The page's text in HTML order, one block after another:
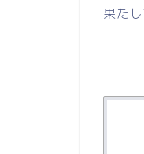
果た